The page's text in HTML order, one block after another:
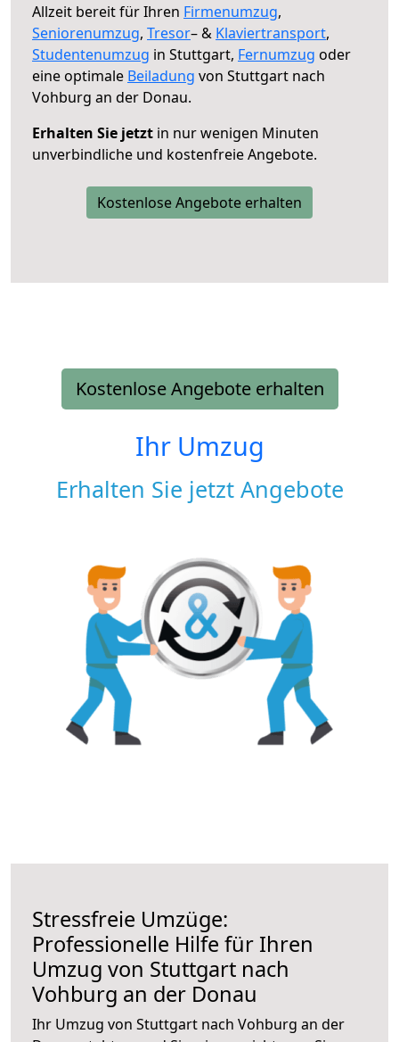
Allzeit bereit für Ihren Firmenumzug,
Seniorenumzug, Tresor– & Klaviertransport,
Studentenumzug in Stuttgart, Fernumzug oder
eine optimale Beiladung von Stuttgart nach
Vohburg an der Donau.
Erhalten Sie jetzt in nur wenigen Minuten
unverbindliche und kostenfreie Angebote.
Kostenlose Angebote erhalten
Kostenlose Angebote erhalten
Ihr Umzug
Erhalten Sie jetzt Angebote
Stressfreie Umzüge:
Professionelle Hilfe für Ihren
Umzug von Stuttgart nach
Vohburg an der Donau
Ihr Umzug von Stuttgart nach Vohburg an der